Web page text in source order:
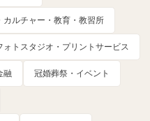
カルチャー・教育・教習所
ォトスタジオ・プリントサービス
融 冠婚葬祭・イベント